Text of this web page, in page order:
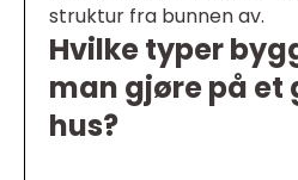
struktur fra bunnen av.
Hvilke typer
man gjøre på et
hus?